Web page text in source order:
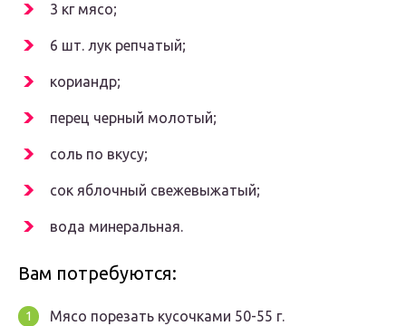
3 кг мясо;
6 шт. лук репчатый;
кориандр;
перец черный молотый;
соль по вкусу;
сок яблочный свежевыжатый;
вода минеральная.
Вам потребуются:
Мясо порезать кусочками 50-55 г.